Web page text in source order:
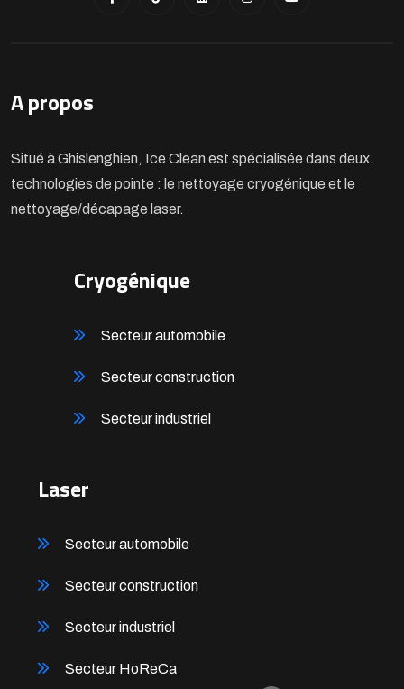
A propos
Situé à Ghislenghien, Ice Clean est spécialisée dans deux
technologies de pointe : le nettoyage cryogénique et le
nettoyage/décapage laser.
Cryogénique
Secteur automobile
Secteur construction
Secteur industriel
Laser
Secteur automobile
Secteur construction
Secteur industriel
Secteur HoReCa